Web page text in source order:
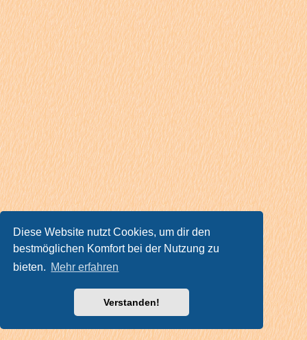
Diese Website nutzt Cookies, um dir den
bestmöglichen Komfort bei der Nutzung zu
bieten. Mehr erfahren
Verstanden!